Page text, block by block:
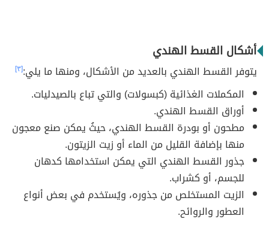
أشكال القسط الهندي
يتوفر القسط الهندي بالعديد من الأشكال، ومنها ما يلي:[٣]
المكملات الغذائية (كبسولات) والتي تباع بالصيدليات.
أوراق القسط الهندي.
مطحون أو بودرة القسط الهندي، حيثُ يمكن صنع معجون
منها بإضافة القليل من الماء أو زيت الزيتون.
جذور القسط الهندي التي يمكن استخدامها كدهان
للجسم، أو كشراب.
الزيت المستخلص من جذوره، ويُستخدم في بعض أنواع
العطور والروائح.